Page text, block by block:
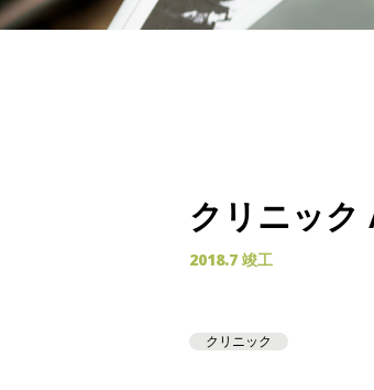
クリニック
2018.7 竣工
クリニック